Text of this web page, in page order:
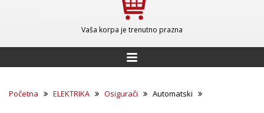
Vaša korpa je trenutno prazna
Početna ELEKTRIKA Osigurači Automatski